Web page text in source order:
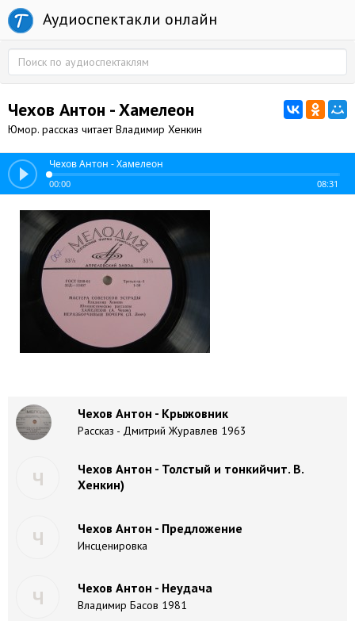
Аудиоспектакли онлайн
Чехов Антон - Хамелеон
Юмор. рассказ читает Владимир Хенкин
Чехов Антон - Хамелеон
00:00 08:31
Чехов Антон - Крыжовник
Рассказ - Дмитрий Журавлев 1963
Ч
Чехов Антон - Толстый и тонкийчит. В.
Хенкин)
Ч Чехов Антон - Предложение
Инсценировка
Ч Чехов Антон - Неудача
Владимир Басов 1981